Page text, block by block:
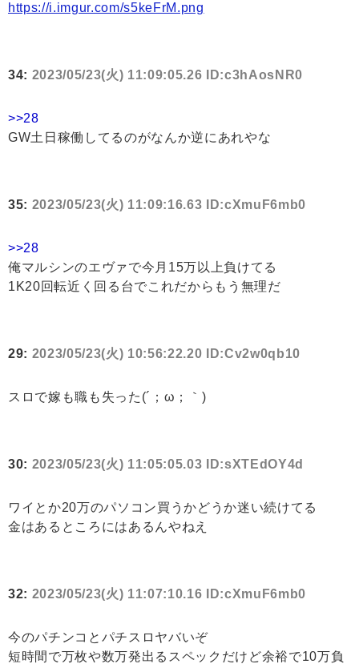
https://i.imgur.com/s5keFrM.png
34: 2023/05/23(火) 11:09:05.26 ID:c3hAosNR0
>>28
GW土日稼働してるのがなんか逆にあれやな
35: 2023/05/23(火) 11:09:16.63 ID:cXmuF6mb0
>>28
俺マルシンのエヴァで今月15万以上負けてる
1K20回転近く回る台でこれだからもう無理だ
29: 2023/05/23(火) 10:56:22.20 ID:Cv2w0qb10
スロで嫁も職も失った(´；ω；｀)
30: 2023/05/23(火) 11:05:05.03 ID:sXTEdOY4d
ワイとか20万のパソコン買うかどうか迷い続けてる
金はあるところにはあるんやねえ
32: 2023/05/23(火) 11:07:10.16 ID:cXmuF6mb0
今のパチンコとパチスロヤバいぞ
短時間で万枚や数万発出るスペックだけど余裕で10万負